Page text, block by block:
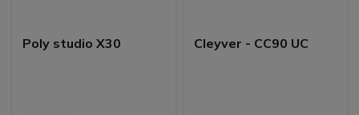
Poly studio X30 Cleyver - CC90 UC